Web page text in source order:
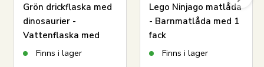
Grön drickflaska med
dinosaurier -
Vattenflaska med
flipfunktion och
Finns i lager
Lego Ninjago matlåda
- Barnmatlåda med 1
fack
Finns i lager